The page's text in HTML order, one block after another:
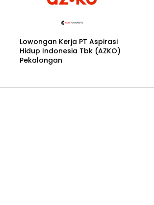
Lowongan Kerja PT Aspirasi
Hidup Indonesia Tbk (AZKO)
Pekalongan